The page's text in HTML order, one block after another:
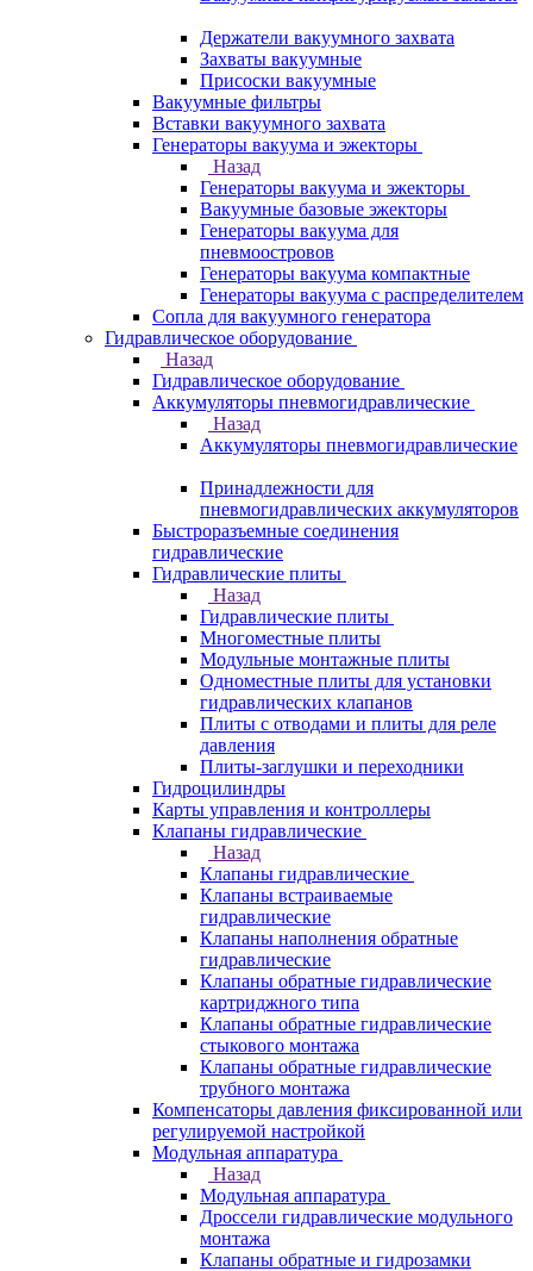
Держатели вакуумного захвата
Захваты вакуумные
Присоски вакуумные
Вакуумные фильтры
Вставки вакуумного захвата
Генераторы вакуума и эжекторы
Назад
Генераторы вакуума и эжекторы
Вакуумные базовые эжекторы
Генераторы вакуума для
пневмоостровов
Генераторы вакуума компактные
Генераторы вакуума с распределителем
Сопла для вакуумного генератора
Гидравлическое оборудование
Назад
Гидравлическое оборудование
Аккумуляторы пневмогидравлические
Назад
Аккумуляторы пневмогидравлические
Принадлежности для
пневмогидравлических аккумуляторов
Быстроразъемные соединения
гидравлические
Гидравлические плиты
Назад
Гидравлические плиты
Многоместные плиты
Модульные монтажные плиты
Одноместные плиты для установки
гидравлических клапанов
Плиты с отводами и плиты для реле
давления
Плиты-заглушки и переходники
Гидроцилиндры
Карты управления и контроллеры
Клапаны гидравлические
Назад
Клапаны гидравлические
Клапаны встраиваемые
гидравлические
Клапаны наполнения обратные
гидравлические
Клапаны обратные гидравлические
картриджного типа
Клапаны обратные гидравлические
стыкового монтажа
Клапаны обратные гидравлические
трубного монтажа
Компенсаторы давления фиксированной или
регулируемой настройкой
Модульная аппаратура
Назад
Модульная аппаратура
Дроссели гидравлические модульного
монтажа
Клапаны обратные и гидрозамки